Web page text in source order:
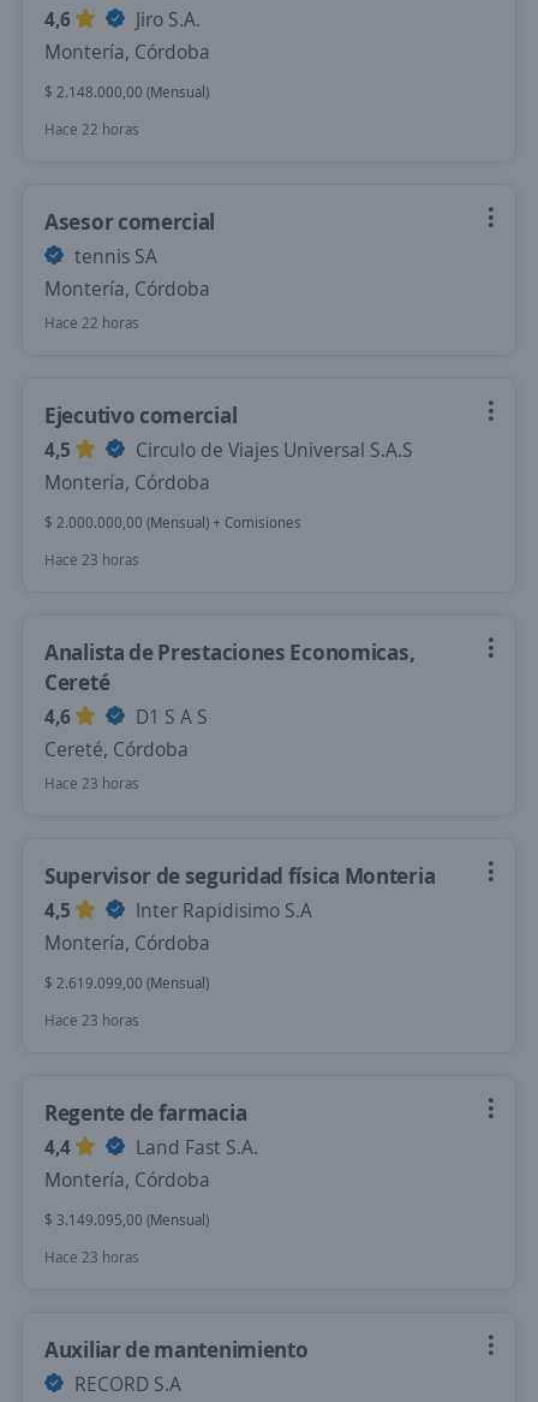
4,6
Jiro S.A.
Montería, Córdoba
$ 2.148.000,00 (Mensual)
Hace 22 horas
Asesor comercial
tennis SA
Montería, Córdoba
Hace 22 horas
Ejecutivo comercial
4,5
Circulo de Viajes Universal S.A.S
Montería, Córdoba
$ 2.000.000,00 (Mensual) + Comisiones
Hace 23 horas
Analista de Prestaciones Economicas,
Cereté
4,6
D1 S A S
Cereté, Córdoba
Hace 23 horas
Supervisor de seguridad física Monteria
4,5
Inter Rapidisimo S.A
Montería, Córdoba
$ 2.619.099,00 (Mensual)
Hace 23 horas
Regente de farmacia
4,4
Land Fast S.A.
Montería, Córdoba
$ 3.149.095,00 (Mensual)
Hace 23 horas
Auxiliar de mantenimiento
RECORD S.A